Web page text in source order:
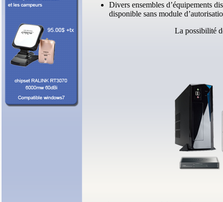
Divers ensembles d’équipements
disponible sans module
La possibilité